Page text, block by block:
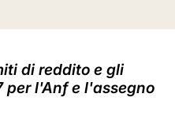
di reddito e gli
per l'Anf e l'assegno